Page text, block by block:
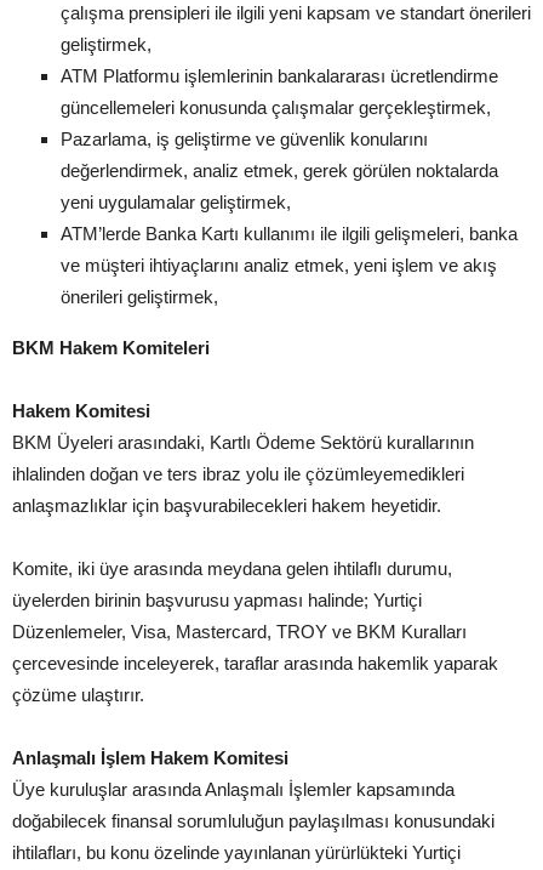
çalışma prensipleri ile ilgili yeni kapsam ve standart önerileri
geliştirmek,
ATM Platformu işlemlerinin bankalararası ücretlendirme
güncellemeleri konusunda çalışmalar gerçekleştirmek,
Pazarlama, iş geliştirme ve güvenlik konularını
değerlendirmek, analiz etmek, gerek görülen noktalarda
yeni uygulamalar geliştirmek,
ATM’lerde Banka Kartı kullanımı ile ilgili gelişmeleri, banka
ve müşteri ihtiyaçlarını analiz etmek, yeni işlem ve akış
önerileri geliştirmek,
BKM Hakem Komiteleri
Hakem Komitesi
BKM Üyeleri arasındaki, Kartlı Ödeme Sektörü kurallarının
ihlalinden doğan ve ters ibraz yolu ile çözümleyemedikleri
anlaşmazlıklar için başvurabilecekleri hakem heyetidir.
Komite, iki üye arasında meydana gelen ihtilaflı durumu,
üyelerden birinin başvurusu yapması halinde; Yurtiçi
Düzenlemeler, Visa, Mastercard, TROY ve BKM Kuralları
çercevesinde inceleyerek, taraflar arasında hakemlik yaparak
çözüme ulaştırır.
Anlaşmalı İşlem Hakem Komitesi
Üye kuruluşlar arasında Anlaşmalı İşlemler kapsamında
doğabilecek finansal sorumluluğun paylaşılması konusundaki
ihtilafları, bu konu özelinde yayınlanan yürürlükteki Yurtiçi